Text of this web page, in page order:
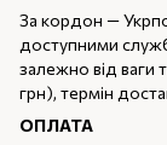
За кордон —
доступними
залежно від ваги
грн), термін
ОПЛАТА